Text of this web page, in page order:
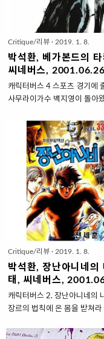
정 가능한 기계 상태를 거부하
적인 행동 양식을 지니고 있는
‘마징가’는 조정 가능한 기계
유지하고 있는 로봇이다. 기계
영 방식의 대표적인 거대 로봇
‘철인28호’라면 ‘마징가Z`는
거대 로봇 만화의 원조 격이다
자동차를 운전하듯 자가 운전
만화의..
Critique/리뷰 · 2019. 1. 8.
박석환, 베가본드의 타
씨네버스, 2001.06.26
캐릭터버스 4 스포츠 경기에
사무라이가수 백지영이 돌아
노력했고, 결국 다른 이들의 손
옮겨지던 별을 손에 넣었다. 그
‘사생활’이 담긴 비디오가 인터
통해 순식간에 퍼져 ‘몰카와 오
경’에 이은 또 하나의 인터넷
만들고 사라졌다. 하지만 백지
벽 이슬에 녹아 버리는 별의 인
거부했다. 인터넷에 대한 피해
클 것이라고 믿었으나 보란 듯
운 인터넷 업체의 광고에 출연
다 앞에 당당히 선 모습을 보여
자신의 좌절 신화를 ‘지나가던
물린 것’이라고 묘사한 포스터
을 발표했다. 백지영을 통해
를 보겠다는 의도는 어쩌면 당
조는 닮았다. 나를 죽일 셈..
Critique/리뷰 · 2019. 1. 8.
박석환, 장난아니네의
태, 씨네버스,
캐릭터버스 2. 장난아니네의
장르의 법칙에 온 몸을 받쳐라
춤과 노래를 뒤섞어 동화적으